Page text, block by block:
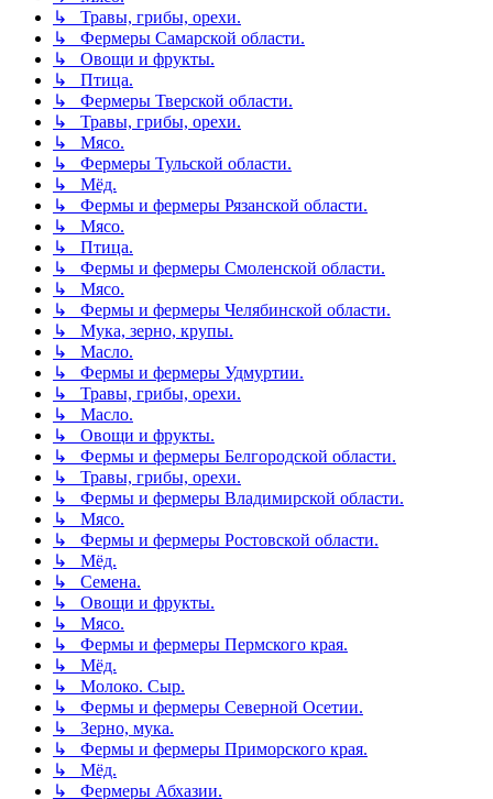
↳ Травы, грибы, орехи.
↳ Фермеры Самарской области.
↳ Овощи и фрукты.
↳ Птица.
↳ Фермеры Тверской области.
↳ Травы, грибы, орехи.
↳ Мясо.
↳ Фермеры Тульской области.
↳ Мёд.
↳ Фермы и фермеры Рязанской области.
↳ Мясо.
↳ Птица.
↳ Фермы и фермеры Смоленской области.
↳ Мясо.
↳ Фермы и фермеры Челябинской области.
↳ Мука, зерно, крупы.
↳ Масло.
↳ Фермы и фермеры Удмуртии.
↳ Травы, грибы, орехи.
↳ Масло.
↳ Овощи и фрукты.
↳ Фермы и фермеры Белгородской области.
↳ Травы, грибы, орехи.
↳ Фермы и фермеры Владимирской области.
↳ Мясо.
↳ Фермы и фермеры Ростовской области.
↳ Мёд.
↳ Семена.
↳ Овощи и фрукты.
↳ Мясо.
↳ Фермы и фермеры Пермского края.
↳ Мёд.
↳ Молоко. Сыр.
↳ Фермы и фермеры Северной Осетии.
↳ Зерно, мука.
↳ Фермы и фермеры Приморского края.
↳ Мёд.
↳ Фермеры Абхазии.